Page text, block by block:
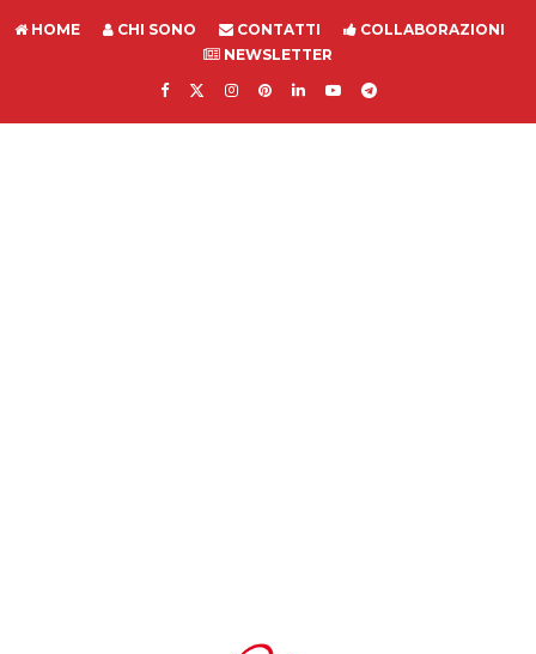
HOME CHI SONO CONTATTI
COLLABORAZIONI
NEWSLETTER